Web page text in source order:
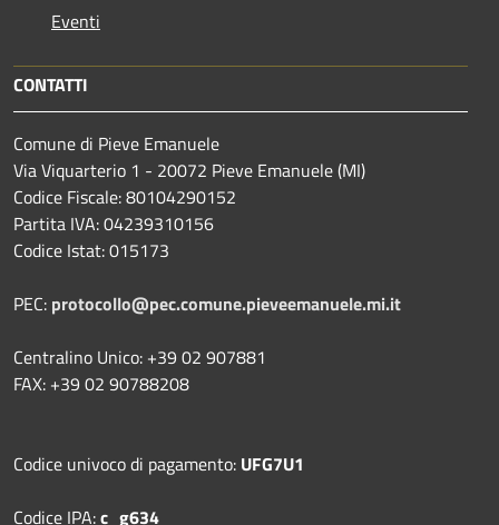
Eventi
CONTATTI
Comune di Pieve Emanuele
Via Viquarterio 1 - 20072 Pieve Emanuele (MI)
Codice Fiscale: 80104290152
Partita IVA: 04239310156
Codice Istat: 015173
PEC: protocollo@pec.comune.pieveemanuele.mi.it
Centralino Unico: +39 02 907881
FAX: +39 02 90788208
Codice univoco di pagamento: UFG7U1
Codice IPA:c_g634